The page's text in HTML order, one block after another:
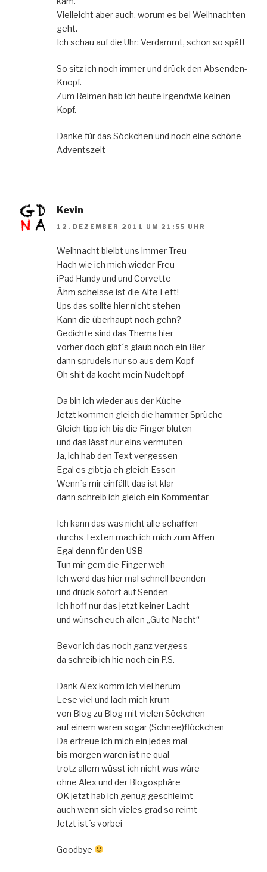
Vielleicht aber auch, worum es bei Weihnachten
geht.
Ich schau auf die Uhr: Verdammt, schon so spät!
So sitz ich noch immer und drück den Absenden-
Knopf.
Zum Reimen hab ich heute irgendwie keinen
Kopf.
Danke für das Söckchen und noch eine schöne
Adventszeit
Kevin
12. DEZEMBER 2011 UM 21:55 UHR
Weihnacht bleibt uns immer Treu
Hach wie ich mich wieder Freu
iPad Handy und und Corvette
Ähm scheisse ist die Alte Fett!
Ups das sollte hier nicht stehen
Kann die überhaupt noch gehn?
Gedichte sind das Thema hier
vorher doch gibt´s glaub noch ein Bier
dann sprudels nur so aus dem Kopf
Oh shit da kocht mein Nudeltopf
Da bin ich wieder aus der Küche
Jetzt kommen gleich die hammer Sprüche
Gleich tipp ich bis die Finger bluten
und das lässt nur eins vermuten
Ja, ich hab den Text vergessen
Egal es gibt ja eh gleich Essen
Wenn´s mir einfällt das ist klar
dann schreib ich gleich ein Kommentar
Ich kann das was nicht alle schaffen
durchs Texten mach ich mich zum Affen
Egal denn für den USB
Tun mir gern die Finger weh
Ich werd das hier mal schnell beenden
und drück sofort auf Senden
Ich hoff nur das jetzt keiner Lacht
und wünsch euch allen „Gute Nacht“
Bevor ich das noch ganz vergess
da schreib ich hie noch ein P.S.
Dank Alex komm ich viel herum
Lese viel und lach mich krum
von Blog zu Blog mit vielen Söckchen
auf einem waren sogar (Schnee)flöckchen
Da erfreue ich mich ein jedes mal
bis morgen waren ist ne qual
trotz allem wüsst ich nicht was wäre
ohne Alex und der Blogosphäre
OK jetzt hab ich genug geschleimt
auch wenn sich vieles grad so reimt
Jetzt ist´s vorbei
Goodbye